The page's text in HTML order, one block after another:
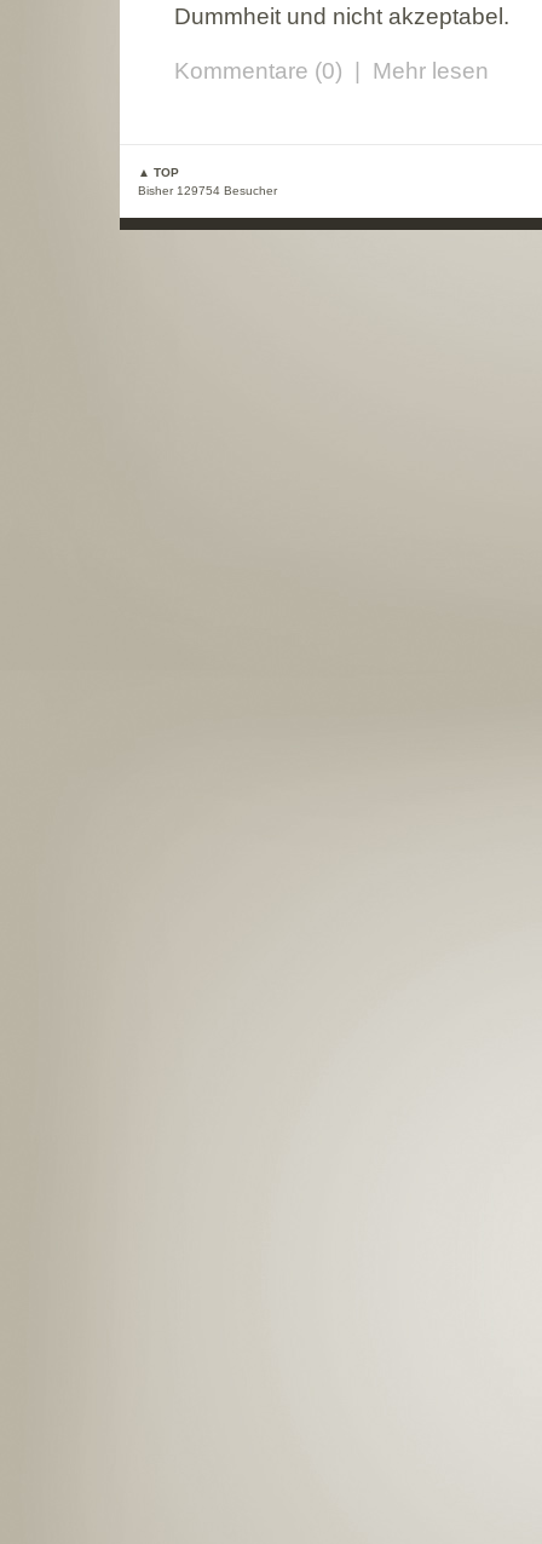
Dummheit und nicht akzeptabel.
Kommentare (0) Mehr lesen
▲ TOP
Bisher 129754 Besucher